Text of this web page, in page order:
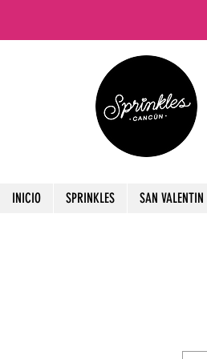
INICIO SPRINKLES SAN VALENTIN